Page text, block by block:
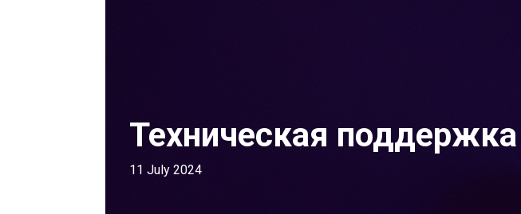
Техническая
11 July 2024